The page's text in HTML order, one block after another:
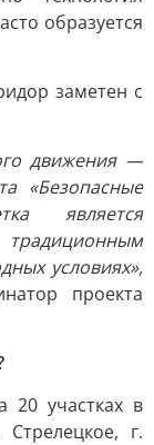
образуется
заметен с
движения —
«Безопасные
является
условиях»,
проекта
20 участках в
г.